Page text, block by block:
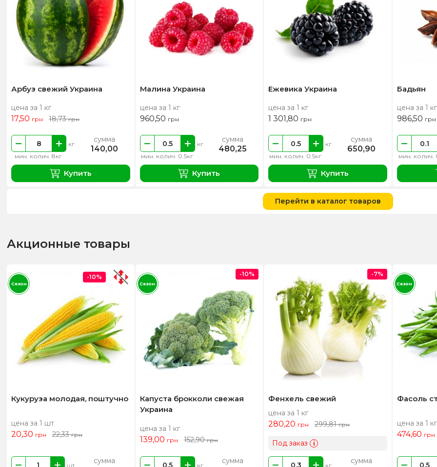
Арбуз свежий Украина
цена за 1 кг
17,50 грн 18,73грн
мин. колич. 8кг
кг сумма
140,00
Купить
Малина Украина
цена за 1 кг
960,50 грн
мин. колич. 0.5кг
кг сумма
480,25
Купить
Ежевика Украина
цена за 1 кг
1 301,80 грн
мин. колич. 0.5кг
кг сумма
650,90
Купить
Бадьян
цена за 1 кг
986,50 грн
мин. колич.
Перейти в каталог товаров
Акционные товары
Кукуруза молодая, поштучно
цена за 1 шт
20,30 грн 22,33грн
шт сумма
-10%
Сезон
Капуста брокколи свежая
Украина
цена за 1 кг
139,00 грн 152,90грн
кг сумма
-10%
Сезон
Фенхель свежий
цена за 1 кг
280,20 грн 299,81грн
Под заказ i
кг сумма
-7%
Фасоль
цена за 1 кг
474,60 грн
Сезон